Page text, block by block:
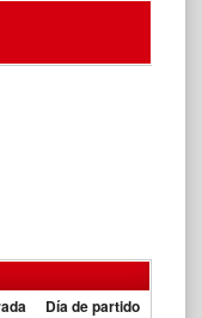
Día de partido